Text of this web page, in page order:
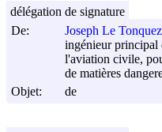
De:
Joseph Le
ingénieur principal
l'aviation civile,
de matières
Objet:
de
délégation de signature